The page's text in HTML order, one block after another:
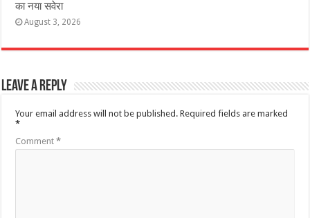
का नया सवेरा
August 3, 2026
Leave a Reply
Your email address will not be published. Required fields are marked
*
Comment*